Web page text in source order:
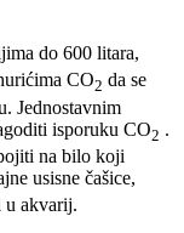
do 600 litara,
CO2 da se
Jednostavnim
isporuku CO2 .
na bilo koji
usisne čašice,
u akvarij.